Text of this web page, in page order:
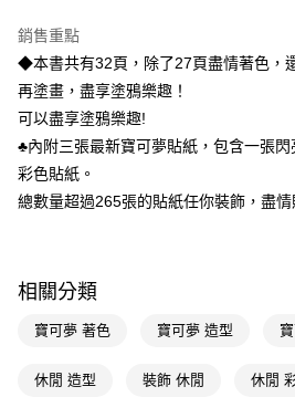
悠遊付
Google Pay
【關於「AFTEE先享後付」】
AFTEE先享後付是「在收到商品之後才付款
３．安心：先確認商品／服務後，再付款。
【「AFTEE先享後付」結帳流程】
２．訂單成立數日內，您將收到繳費通知簡訊
即享券
全家取貨付款
每筆NT$65，滿NT$390(含以上)免運費
銷售重點
◆本書共有32頁，除了27頁盡情著色，
再塗畫，盡享塗鴉樂趣！
可以盡享塗鴉樂趣!
♣內附三張最新寶可夢貼紙，包含一張
彩色貼紙。
總數量超過265張的貼紙任你裝飾，盡情
相關分類
寶可夢 著色 寶可夢 造型
休閒 造型 裝飾 休閒 休閒